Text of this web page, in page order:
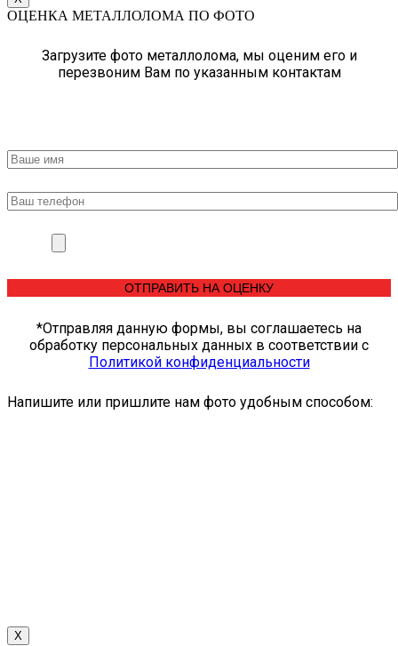
ОЦЕНКА МЕТАЛЛОЛОМА ПО ФОТО
Загрузите фото металлолома, мы оценим его и
перезвоним Вам по указанным контактам
*Отправляя данную формы, вы соглашаетесь на
обработку персональных данных в соответствии c
Политикой конфиденциальности
Напишите или пришлите нам фото удобным способом:
X